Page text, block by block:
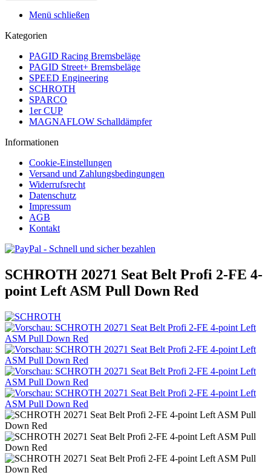
Menü schließen
Kategorien
PAGID Racing Bremsbeläge
PAGID Street+ Bremsbeläge
SPEED Engineering
SCHROTH
SPARCO
1er CUP
MAGNAFLOW Schalldämpfer
Informationen
Cookie-Einstellungen
Versand und Zahlungsbedingungen
Widerrufsrecht
Datenschutz
Impressum
AGB
Kontakt
SCHROTH 20271 Seat Belt Profi 2-FE 4-
point Left ASM Pull Down Red